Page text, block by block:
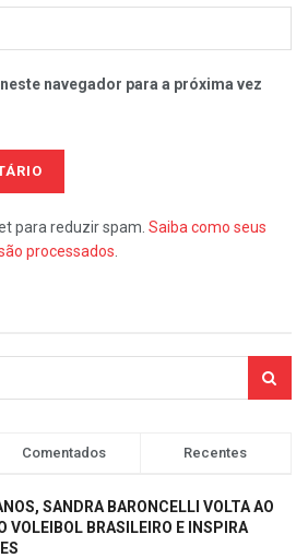
navegador para a próxima vez
para reduzir spam. Saiba como seus
processados
Comentados Recentes
SANDRA BARONCELLI VOLTA AO
VOLEIBOL BRASILEIRO E INSPIRA